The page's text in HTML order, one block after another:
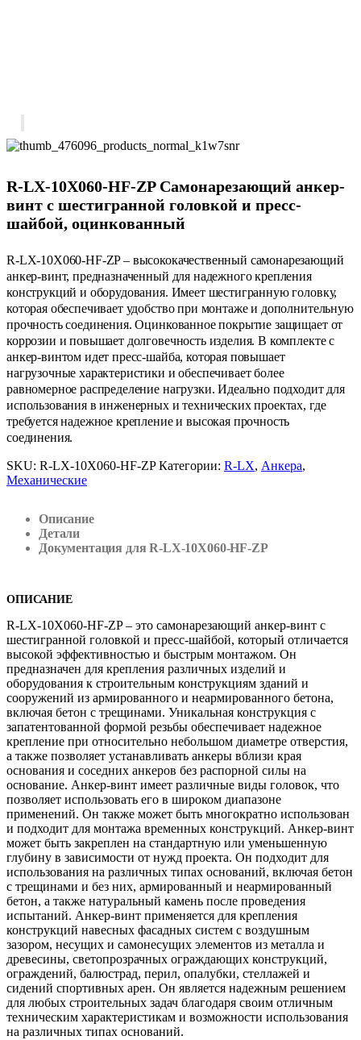
R-LX-10X060-HF-ZP Самонарезающий анкер-
винт с шестигранной головкой и пресс-
шайбой, оцинкованный
R-LX-10X060-HF-ZP – высококачественный самонарезающий
анкер-винт, предназначенный для надежного крепления
конструкций и оборудования. Имеет шестигранную головку,
которая обеспечивает удобство при монтаже и дополнительную
прочность соединения. Оцинкованное покрытие защищает от
коррозии и повышает долговечность изделия. В комплекте с
анкер-винтом идет пресс-шайба, которая повышает
нагрузочные характеристики и обеспечивает более
равномерное распределение нагрузки. Идеально подходит для
использования в инженерных и технических проектах, где
требуется надежное крепление и высокая прочность
соединения.
SKU: R-LX-10X060-HF-ZP Категории: R-LX, Анкера,
Механические
Описание
Детали
Документация для R-LX-10X060-HF-ZP
ОПИСАНИЕ
R-LX-10X060-HF-ZP – это самонарезающий анкер-винт с
шестигранной головкой и пресс-шайбой, который отличается
высокой эффективностью и быстрым монтажом. Он
предназначен для крепления различных изделий и
оборудования к строительным конструкциям зданий и
сооружений из армированного и неармированного бетона,
включая бетон с трещинами. Уникальная конструкция с
запатентованной формой резьбы обеспечивает надежное
крепление при относительно небольшом диаметре отверстия,
а также позволяет устанавливать анкеры вблизи края
основания и соседних анкеров без распорной силы на
основание. Анкер-винт имеет различные виды головок, что
позволяет использовать его в широком диапазоне
применений. Он также может быть многократно использован
и подходит для монтажа временных конструкций. Анкер-винт
может быть закреплен на стандартную или уменьшенную
глубину в зависимости от нужд проекта. Он подходит для
использования на различных типах оснований, включая бетон
с трещинами и без них, армированный и неармированный
бетон, а также натуральный камень после проведения
испытаний. Анкер-винт применяется для крепления
конструкций навесных фасадных систем с воздушным
зазором, несущих и самонесущих элементов из металла и
древесины, светопрозрачных ограждающих конструкций,
ограждений, балюстрад, перил, опалубки, стеллажей и
сидений спортивных арен. Он является надежным решением
для любых строительных задач благодаря своим отличным
техническим характеристикам и возможности использования
на различных типах оснований.